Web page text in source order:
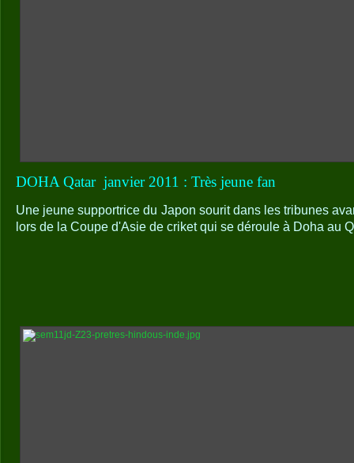
DOHA Qatar janvier 2011 : Très jeune fan
Une jeune supportrice du Japon sourit dans les tribunes
lors de la Coupe d'Asie de criket qui se déroule à Doha au